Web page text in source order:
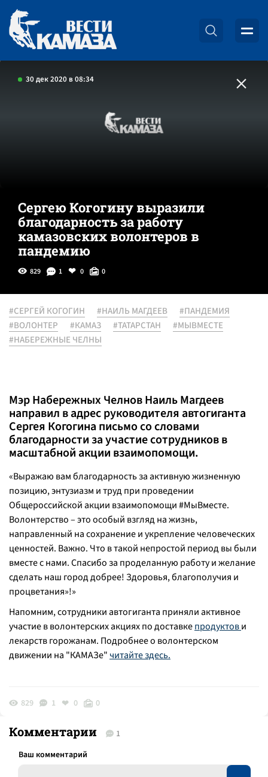
30 дек 2020 в 08:34
Сергею Когогину выразили
благодарность за работу
камазовских волонтеров в
пандемию
829 1 0 0
#СЕРГЕЙ КОГОГИН #НАИЛЬ МАГДЕЕВ
#ПАНДЕМИЯ
#ВОЛОНТЕР
#КАМАЗ #ТАТАРСТАН
#МЫВМЕСТЕ
#НАБЕРЕЖНЫЕ ЧЕЛНЫ
Мэр Набережных Челнов Наиль Магдеев
направил в адрес руководителя автогиганта
Сергея Когогина письмо со словами
благодарности за участие сотрудников в
масштабной акции взаимопомощи.
«Выражаю вам благодарность за активную жизненную
позицию, энтузиазм и труд при проведении
Общероссийской акции взаимопомощи #МыВместе.
Волонтерство – это особый взгляд на жизнь,
направленный на сохранение и укрепление человеческих
ценностей. Важно. Что в такой непростой период вы были
вместе с нами. Спасибо за проделанную работу и желание
сделать наш город добрее! Здоровья, благополучия и
процветания»!»
Напомним, сотрудники автогиганта приняли активное
участие в волонтерских акциях по доставкепродуктови
лекарств горожанам. Подробнее о волонтерском
движении на "КАМАЗе" читайте здесь.
829 1 0 0
Комментарии 1